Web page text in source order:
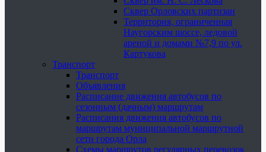
Сквер Орловских партизан
Территория, ограниченная
Наугорским шоссе, ледовой
ареной и домами №7,9 по ул.
Картукова
Транспорт
Транспорт
Объявления
Расписание движения автобусов по
сезонным (дачным) маршрутам
Расписания движения автобусов по
маршрутам муниципальной маршрутной
сети города Орла
Схемы маршрутов регулярных перевозок